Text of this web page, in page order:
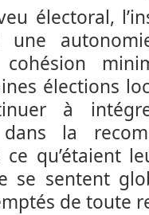
électoral,
une
cohésion
élections
à
la
qu’étaient
se sentent
de toute